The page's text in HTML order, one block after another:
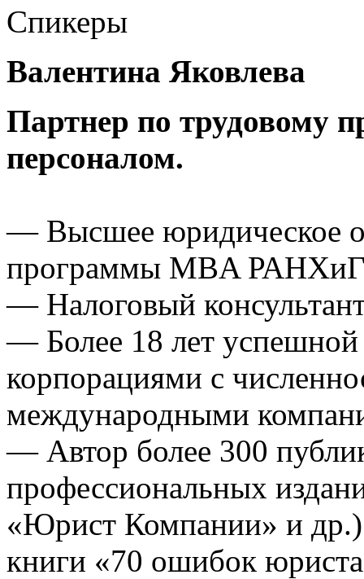
Спикеры
Валентина Яковлева
Партнер по трудовому
персоналом.
— Высшее юридическое
программы MBA
— Налоговый
— Более 18 лет успешной
корпорациями с
международными
— Автор более 300
профессиональных
«Юрист Компании» и
книги «70 ошибок